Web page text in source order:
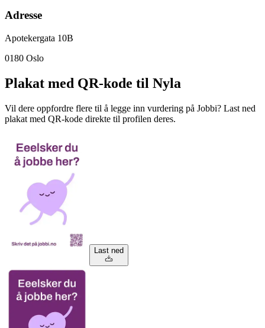
Adresse
Apotekergata 10B
0180 Oslo
Plakat med QR-kode til Nyla
Vil dere oppfordre flere til å legge inn vurdering på Jobbi? Last ned
plakat med QR-kode direkte til profilen deres.
Last ned